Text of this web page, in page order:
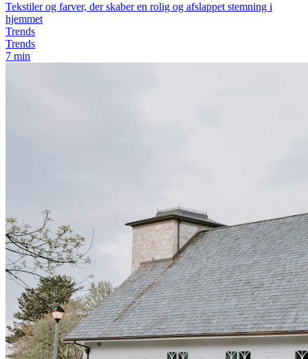
Tekstiler og farver, der skaber en rolig og afslappet stemning i
hjemmet
Trends
Trends
7 min